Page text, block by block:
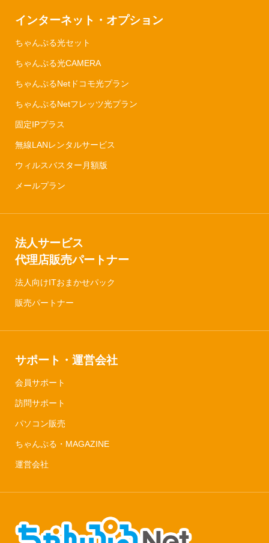
インターネット・オプション
ちゃんぷる光セット
ちゃんぷる光CAMERA
ちゃんぷるNetドコモ光プラン
ちゃんぷるNetフレッツ光プラン
固定IPプラス
無線LANレンタルサービス
ウィルスバスター月額版
メールプラン
法人サービス
代理店販売パートナー
法人向けITおまかせパック
販売パートナー
サポート・運営会社
会員サポート
訪問サポート
パソコン販売
ちゃんぷる・MAGAZINE
運営会社